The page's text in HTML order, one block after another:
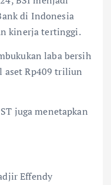
di Indonesia
kinerja tertinggi.
laba bersih
aset Rp409 triliun
juga menetapkan
Effendy